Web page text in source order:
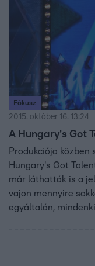
Fókusz
2015. október 16. 13:24
A Hungary's Got
Produkciója
Hungary's Got
már láthatták is a
vajon mennyire
egyáltalán,